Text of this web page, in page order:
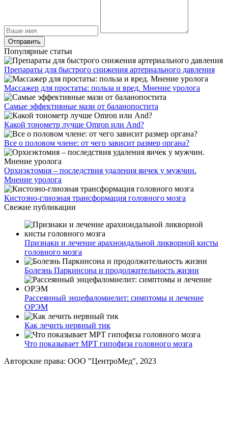
Популярные статьи
Препараты для быстрого снижения артериального давления
Массажер для простаты: польза и вред. Мнение уролога
Самые эффективные мази от баланопостита
Какой тонометр лучше Omron или And?
Все о половом члене: от чего зависит размер органа?
Орхиэктомия – последствия удаления яичек у мужчин.
Мнение уролога
Кистозно-глиозная трансформация головного мозга
Свежие публикации
Признаки и лечение арахноидальной ликворной кисты
головного мозга
Болезнь Паркинсона и продолжительность жизни
Рассеянный энцефаломиелит: симптомы и лечение
ОРЭМ
Как лечить нервный тик
Что показывает МРТ гипофиза головного мозга
Авторские права: ООО "ЦентроМед", 2023